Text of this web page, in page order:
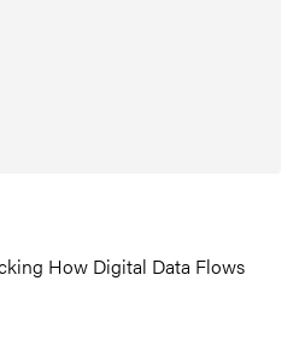
How Digital Data Flows